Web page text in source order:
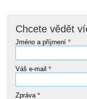
Chcete vědět
Jméno a příjmení *
Váš e-mail *
Zpráva *